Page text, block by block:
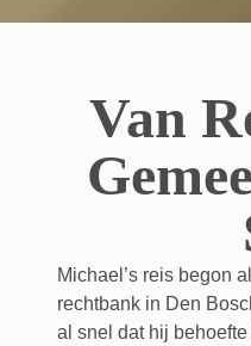
Van
Michael’s reis begon
rechtbank in Den
al snel dat hij